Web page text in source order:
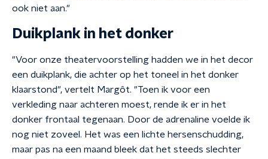
ook niet aan."
Duikplank in het donker
"Voor onze theatervoorstelling hadden we in het decor
een duikplank, die achter op het toneel in het donker
klaarstond", vertelt Margôt. "Toen ik voor een
verkleding naar achteren moest, rende ik er in het
donker frontaal tegenaan. Door de adrenaline voelde ik
nog niet zoveel. Het was een lichte hersenschudding,
maar pas na een maand bleek dat het steeds slechter